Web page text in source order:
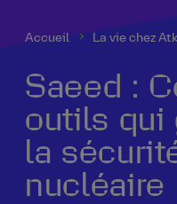
Accueil La vie chez
Saeed :
outils qui
la
nucléaire